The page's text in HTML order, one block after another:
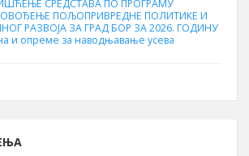
СРЕДСТАВА ПО ПРОГРАМУ
ПОЉОПРИВРЕДНЕ ПОЛИТИКЕ И
РАЗВОЈА ЗА ГРАД БОР ЗА 2026. ГОДИНУ
и опреме за наводњавање усева